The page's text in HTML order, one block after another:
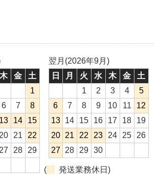
木 金
土
1
6 7
8
13 14
15
20 21
22
27 28
29
翌月(2026年9月)
日
月 火 水 木 金
土
1
2 3 4
5
6
7 8 9 10 11
12
13
14 15 16 17 18
19
20
21 22 23 24 25
26
27
28 29 30
( 発送業務休日)